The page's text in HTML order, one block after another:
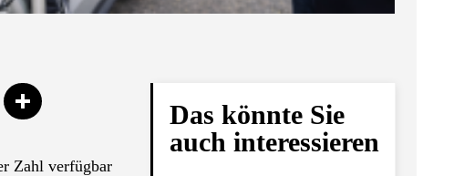
Zahl verfügbar
Das könnte Sie
auch interessieren